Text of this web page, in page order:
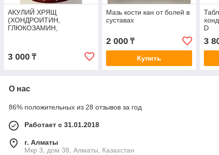
АКУЛИЙ ХРЯЩ
(ХОНДРОИТИН,
ГЛЮКОЗАМИН,
3 000 ₸
Мазь кости кан от болей в
суставах
2 000₸
Купить
D
3
О нас
86% положительных из 28 отзывов за год
Работает с 31.01.2018
г. Алматы
Мкр 3, дом 38, Алматы, Казахстан